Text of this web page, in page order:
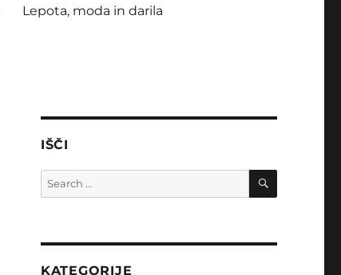
Lepota, moda in darila
IŠČI
Search
for:
SEARCH
KATEGORIJE